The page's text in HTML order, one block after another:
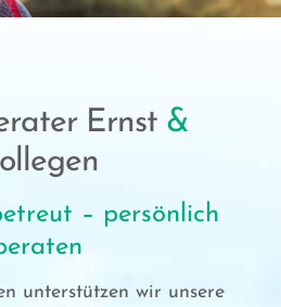
Ernst &
– persönlich
unterstützen wir unsere